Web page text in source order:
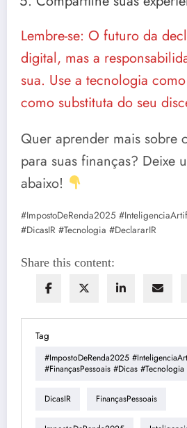
Lembre-se: O futuro da
digital, mas a
sua. Use a tecnologia
como substituta do seu
Quer aprender mais sobre
para suas finanças? Deixe
abaixo!
#ImpostoDeRenda2025
#DicasIR #Tecnologia #DeclararIR
Share this content:
Tag
#ImpostoDeRenda2025
#FinançasPessoais #Dicas
DicasIR FinançasPessoais